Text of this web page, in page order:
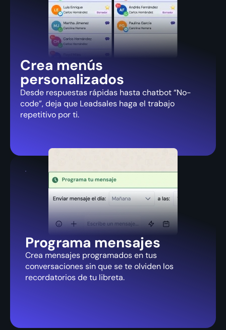
Crea menús
personalizados
Desde respuestas rápidas hasta chatbot “No-
code”, deja que Leadsales haga el trabajo
repetitivo por ti.
Programa mensajes
Crea mensajes programados en tus
conversaciones sin que se te olviden los
recordatorios de tu libreta.